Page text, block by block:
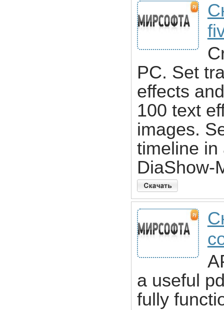
PC. Set
effects
100 text
images.
timeline in
DiaShow-
a useful
fully